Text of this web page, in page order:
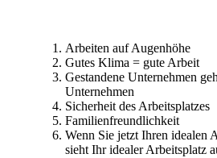
Arbeiten auf Augenhöhe
Gutes Klima = gute Arbeit
Gestandene Unternehmen
Unternehmen
Sicherheit des Arbeitsplatzes
Familienfreundlichkeit
Wenn Sie jetzt Ihren idealen
sieht Ihr idealer Arbeitsplatz